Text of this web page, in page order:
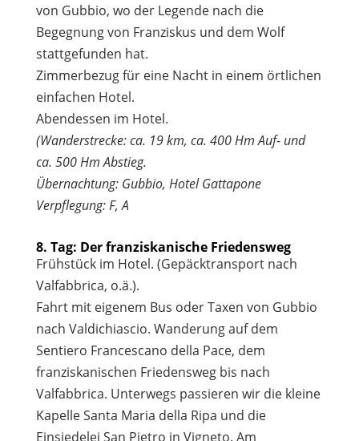
von Gubbio, wo der Legende nach die
Begegnung von Franziskus und dem Wolf
stattgefunden hat.
Zimmerbezug für eine Nacht in einem örtlichen
einfachen Hotel.
Abendessen im Hotel.
(Wanderstrecke: ca. 19 km, ca. 400 Hm Auf- und
ca. 500 Hm Abstieg.
Übernachtung: Gubbio, Hotel Gattapone
Verpflegung: F, A
8. Tag: Der franziskanische Friedensweg
Frühstück im Hotel. (Gepäcktransport nach
Valfabbrica, o.ä.).
Fahrt mit eigenem Bus oder Taxen von Gubbio
nach Valdichiascio. Wanderung auf dem
Sentiero Francescano della Pace, dem
franziskanischen Friedensweg bis nach
Valfabbrica. Unterwegs passieren wir die kleine
Kapelle Santa Maria della Ripa und die
Einsiedelei San Pietro in Vigneto. Am